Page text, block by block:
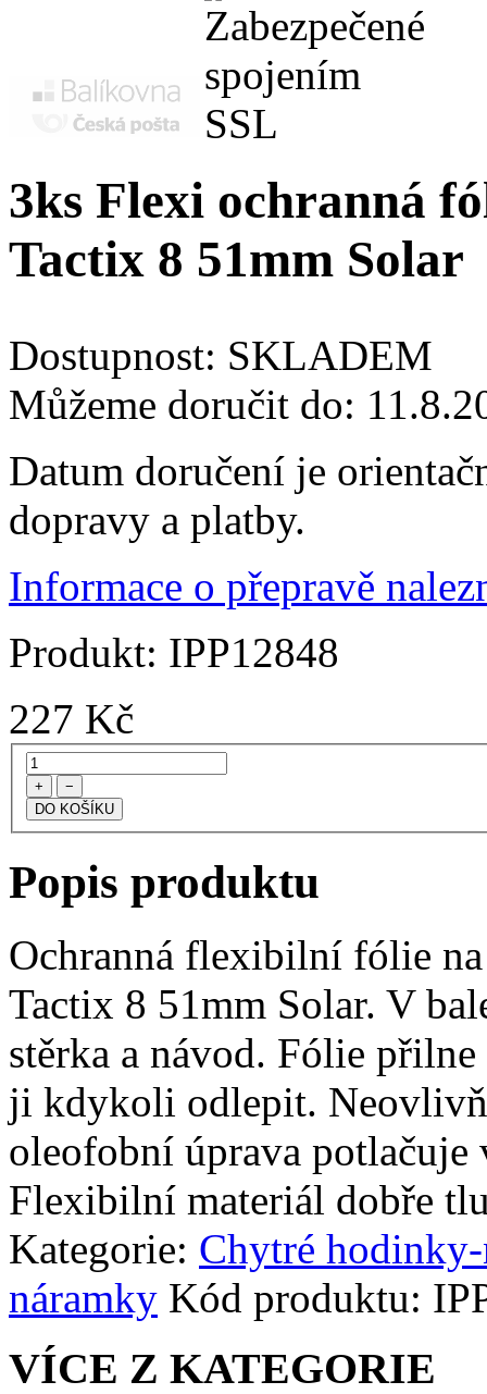
3ks Flexi ochranná
Tactix 8 51mm Solar
Dostupnost: SKLADEM
Můžeme doručit do:
Datum doručení je
dopravy a platby.
Informace o přepravě
Produkt: IPP12848
227 Kč
+ −
Popis produktu
Ochranná flexibilní fólie
Tactix 8 51mm Solar. V
stěrka a návod. Fólie
ji kdykoli odlepit.
oleofobní úprava
Flexibilní materiál dobře
Kategorie: Chytré
náramky Kód produktu:
VÍCE Z KATEGORIE